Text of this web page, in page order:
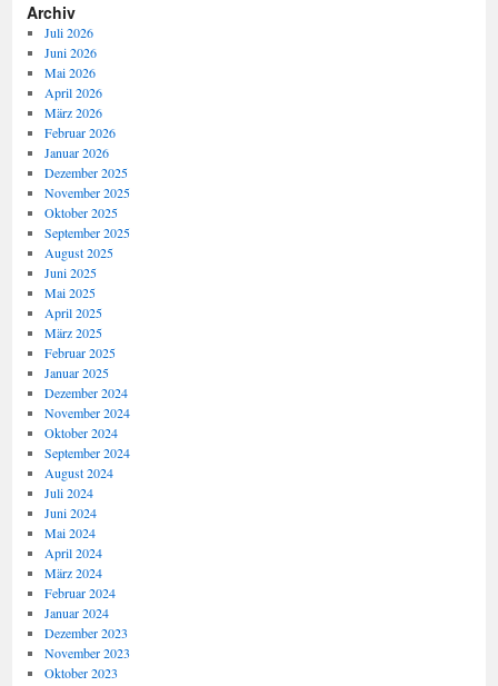
Archiv
Juli 2026
Juni 2026
Mai 2026
April 2026
März 2026
Februar 2026
Januar 2026
Dezember 2025
November 2025
Oktober 2025
September 2025
August 2025
Juni 2025
Mai 2025
April 2025
März 2025
Februar 2025
Januar 2025
Dezember 2024
November 2024
Oktober 2024
September 2024
August 2024
Juli 2024
Juni 2024
Mai 2024
April 2024
März 2024
Februar 2024
Januar 2024
Dezember 2023
November 2023
Oktober 2023